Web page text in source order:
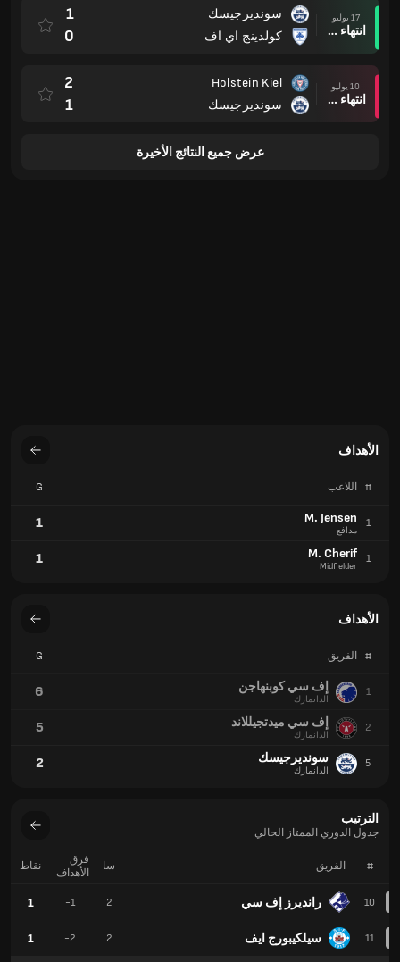
17 يوليو
انتهاء وقت المباراة
سونديرجيسك
كولدينج اي اف
1
0
10 يوليو
انتهاء وقت المباراة
Holstein Kiel
سونديرجيسك
2
1
عرض جميع النتائج الأخيرة
الأهداف
# اللاعب G
1
M. Jensen
مدافع 1
1
M. Cherif
Midfielder
1
الأهداف
# الفريق G
1 إف سي كوبنهاجن
الدانمارك 6
2 إف سي ميدتجيللاند
الدانمارك 5
5 سونديرجيسك
الدانمارك 2
الترتيب
جدول الدوري الممتاز الحالي
# الفريق
10 رانديرز إف سي
11 سيلكيبورج ايف
سا
فرق
الأهداف
نقاط
2
-1
1
2
-2
1